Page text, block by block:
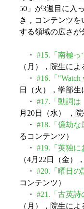
50」が3週目に入
き，コンテンツ
する領域の広さが
・ #15.「南極っ
（月），院生によ
・ #16.「"Watch
日（火），学部生
・ #17.「動詞は
月20日（水） ，
・ #18.「億劫な
るコンテンツ）
・ #19.「英独に
（4月22日（金）
・ #20.「曜日の
コンテンツ）
・ #21.「古英詩
（月），院生によ